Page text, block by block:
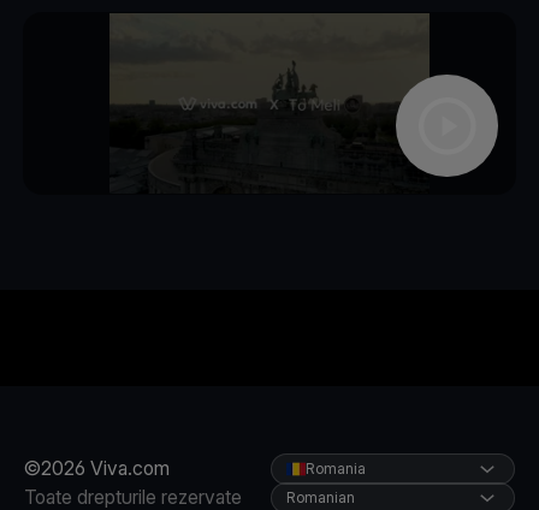
©2026 Viva.com
Toate drepturile rezervate
Romania
Romanian